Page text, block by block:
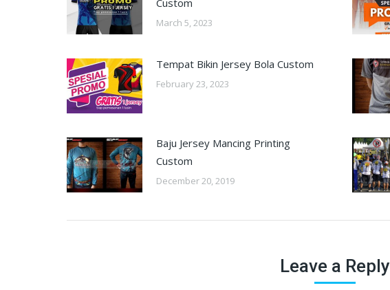
Custom
March 5, 2023
Tempat Bikin Jersey Bola Custom
February 23, 2023
Baju Jersey Mancing Printing
Custom
December 20, 2019
Leave a Reply